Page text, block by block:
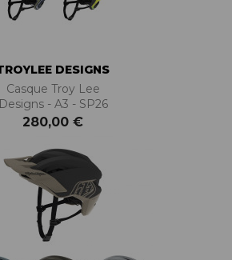
DESIGNS
Casque Troy Lee
Designs - A3 - SP26
280,00 €